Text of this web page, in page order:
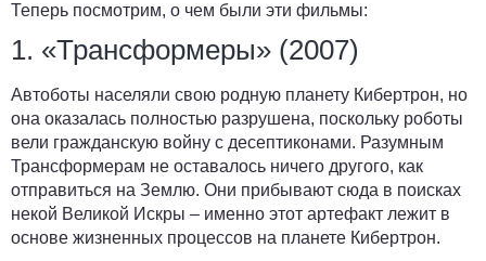
Теперь посмотрим, о чем были эти фильмы:
1. «Трансформеры» (2007)
Автоботы населяли свою родную планету Кибертрон, но
она оказалась полностью разрушена, поскольку роботы
вели гражданскую войну с десептиконами. Разумным
Трансформерам не оставалось ничего другого, как
отправиться на Землю. Они прибывают сюда в поисках
некой Великой Искры – именно этот артефакт лежит в
основе жизненных процессов на планете Кибертрон.